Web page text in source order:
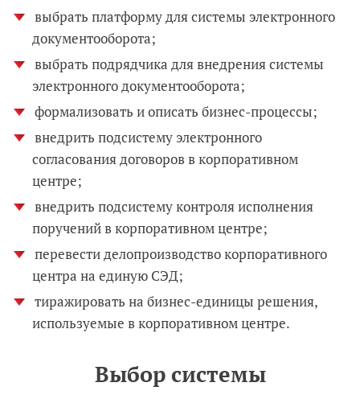
выбрать платформу для системы электронного
документооборота;
выбрать подрядчика для внедрения системы
электронного документооборота;
формализовать и описать бизнес-процессы;
внедрить подсистему электронного
согласования договоров в корпоративном
центре;
внедрить подсистему контроля исполнения
поручений в корпоративном центре;
перевести делопроизводство корпоративного
центра на единую СЭД;
тиражировать на бизнес-единицы решения,
используемые в корпоративном центре.
Выбор системы